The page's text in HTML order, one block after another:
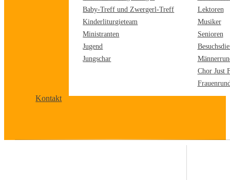
Baby-Treff und Zwergerl-Treff
Kinderliturgieteam
Ministranten
Jugend
Jungschar
Lektoren
Musiker
Senioren
Chor Just
Kontakt